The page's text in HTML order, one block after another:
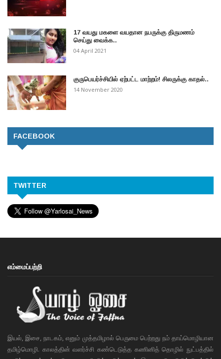
17 வயது மகளை வயதான நபருக்கு திருமணம்
செய்து வைக்க..
04 April 2021
குருபெயர்ச்சியில் ஏற்பட்ட மாற்றம்! சிலருக்கு காதல்..
14 November 2020
FACEBOOK
TWITTER
எம்மைப்பற்றி
இயல், இசை, நாடகம், எனும் முத்தமிழால் பெருமை பெற்றது நம் தாய்மொழியான
தமிழ்மொழி. காலத்தின் வளர்ச்சி கண்டெடுத்த கணினித் தொழில் நுட்பத்தில்